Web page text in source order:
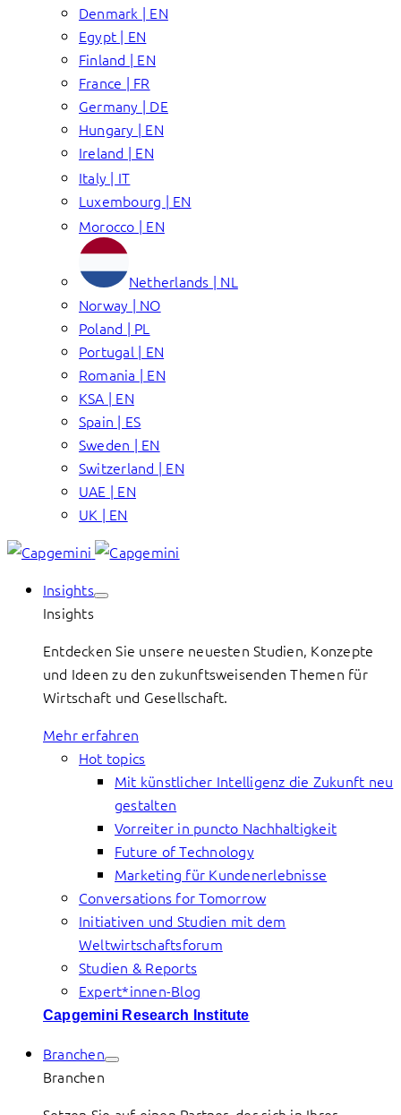
Denmark | EN
Egypt | EN
Finland | EN
France | FR
Germany | DE
Hungary | EN
Ireland | EN
Italy | IT
Luxembourg | EN
Morocco | EN
Netherlands | NL
Norway | NO
Poland | PL
Portugal | EN
Romania | EN
KSA | EN
Spain | ES
Sweden | EN
Switzerland | EN
UAE | EN
UK | EN
Insights
Insights
Entdecken Sie unsere neuesten Studien, Konzepte
und Ideen zu den zukunftsweisenden Themen für
Wirtschaft und Gesellschaft.
Mehr erfahren
Hot topics
Mit künstlicher Intelligenz die Zukunft neu
gestalten
Vorreiter in puncto Nachhaltigkeit
Future of Technology
Marketing für Kundenerlebnisse
Conversations for Tomorrow
Initiativen und Studien mit dem
Weltwirtschaftsforum
Studien & Reports
Expert*innen-Blog
Capgemini Research Institute
Branchen
Branchen